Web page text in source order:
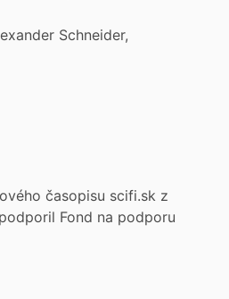
Schneider,
časopisu scifi.sk z
Fond na podporu